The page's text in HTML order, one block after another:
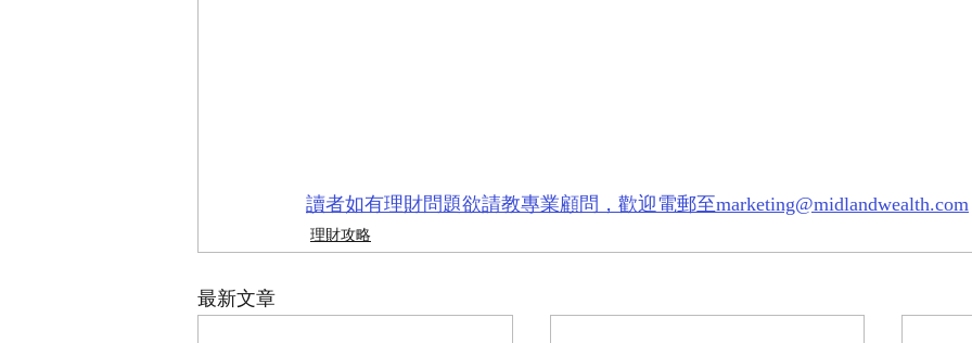
讀者如有理財問題欲請教專業顧問，歡迎電郵至marketing@midlandwealth.com
理財攻略
最新文章